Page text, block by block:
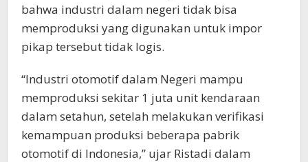
bahwa industri dalam negeri tidak bisa
memproduksi yang digunakan untuk impor
pikap tersebut tidak logis.
“Industri otomotif dalam Negeri mampu
memproduksi sekitar 1 juta unit kendaraan
dalam setahun, setelah melakukan verifikasi
kemampuan produksi beberapa pabrik
otomotif di Indonesia,” ujar Ristadi dalam